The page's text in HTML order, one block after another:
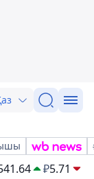
₽5.71